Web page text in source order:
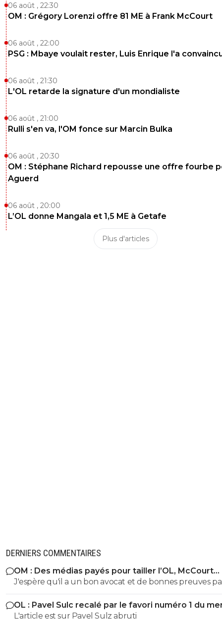
06 août , 22:30
OM : Grégory Lorenzi offre 81 ME à Frank McCourt
06 août , 22:00
PSG : Mbaye voulait rester, Luis Enrique l'a
06 août , 21:30
L'OL retarde la signature d'un mondialiste
06 août , 21:00
Rulli s'en va, l'OM fonce sur Marcin Bulka
06 août , 20:30
OM : Stéphane Richard repousse une offre fourbe
Aguerd
06 août , 20:00
L’OL donne Mangala et 1,5 ME à Getafe
Plus d'articles
DERNIERS COMMENTAIRES
OM : Des médias payés pour tailler l’OL, McCourt
accusé
J'espère qu'il a un bon avocat et de bonnes preuves
qu'il va vite exploser en vol avec ses différentes
OL : Pavel Sulc recalé par le favori numéro 1 du
L'article est sur Pavel Sulz abruti